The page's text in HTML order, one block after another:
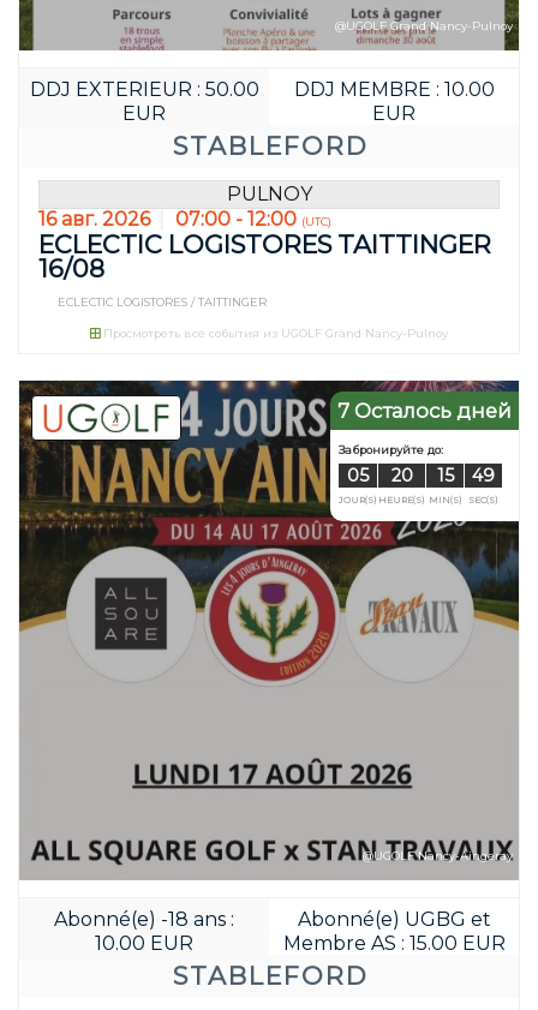
Забронируйте
04 13
STABLEFORD
DDJ EXTERIEUR : 50.00
EUR
DDJ MEMBRE : 10.00
EUR
@UGOLF Grand Nancy-Pulnoy
PULNOY
16 авг. 2026
07:00 - 12:00 (UTC)
ECLECTIC LOGISTORES TAITTINGER
16/08
ECLECTIC LOGISTORES / TAITTINGER
Просмотреть все события из UGOLF Grand Nancy-Pulnoy
7 Осталось дней
STABLEFORD
Abonné(e) -18 ans :
10.00 EUR
Abonné(e) UGBG et
Membre AS : 15.00 EUR
@UGOLF Nancy-Aingeray